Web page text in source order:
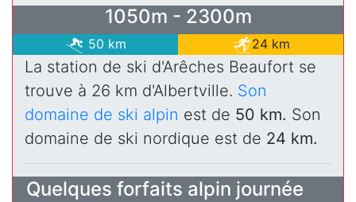
1050m - 2300m
50 km 24 km
La station de ski d'Arêches Beaufort se
trouve à 26 km d'Albertville. Son
domaine de ski alpin est de 50 km. Son
domaine de ski nordique est de 24 km.
Quelques forfaits alpin journée